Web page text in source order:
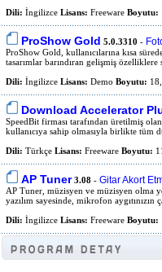
Dili: İngilizce Lisans: Freeware Boyutu:
ProShow Gold 5.0.3310 -
ProShow Gold, kullanıcılarına kısa
tasarımlar barındıran gelişmiş özelliklere
Dili: İngilizce Lisans: Demo Boyutu:
Download Accelerator
SpeedBit firması tarafından üretilmiş
kullanıcıya sahip olmasıyla birlikte tüm
Dili: Türkçe Lisans: Freeware Boyutu:
AP Tuner3.08 - Gitar Akort
AP Tuner, müzisyen ve müzisyen olma
yazılım sayesinde, mikrofon aygıtınızın
Dili: İngilizce Lisans: Freeware Boyutu: